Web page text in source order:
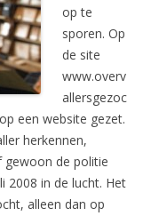
op te
sporen. Op
de site
www.overv
allersgezoc
een website gezet.
herkennen,
gewoon de politie
2008 in de lucht. Het
alleen dan op